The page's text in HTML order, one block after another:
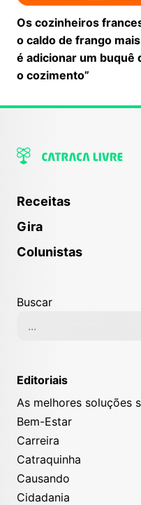
Os cozinheiros
o caldo de frango
é adicionar um buquê
o cozimento”
Receitas
Gira
Colunistas
Buscar
Editoriais
As melhores soluções
Bem-Estar
Carreira
Catraquinha
Causando
Cidadania